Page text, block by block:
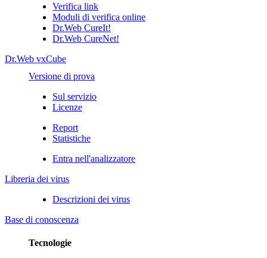
Verifica link
Moduli di verifica online
Dr.Web CureIt!
Dr.Web CureNet!
Dr.Web vxCube
Versione di prova
Sul servizio
Licenze
Report
Statistiche
Entra nell'analizzatore
Libreria dei virus
Descrizioni dei virus
Base di conoscenza
Tecnologie